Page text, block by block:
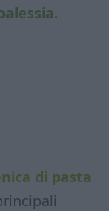
di pasta